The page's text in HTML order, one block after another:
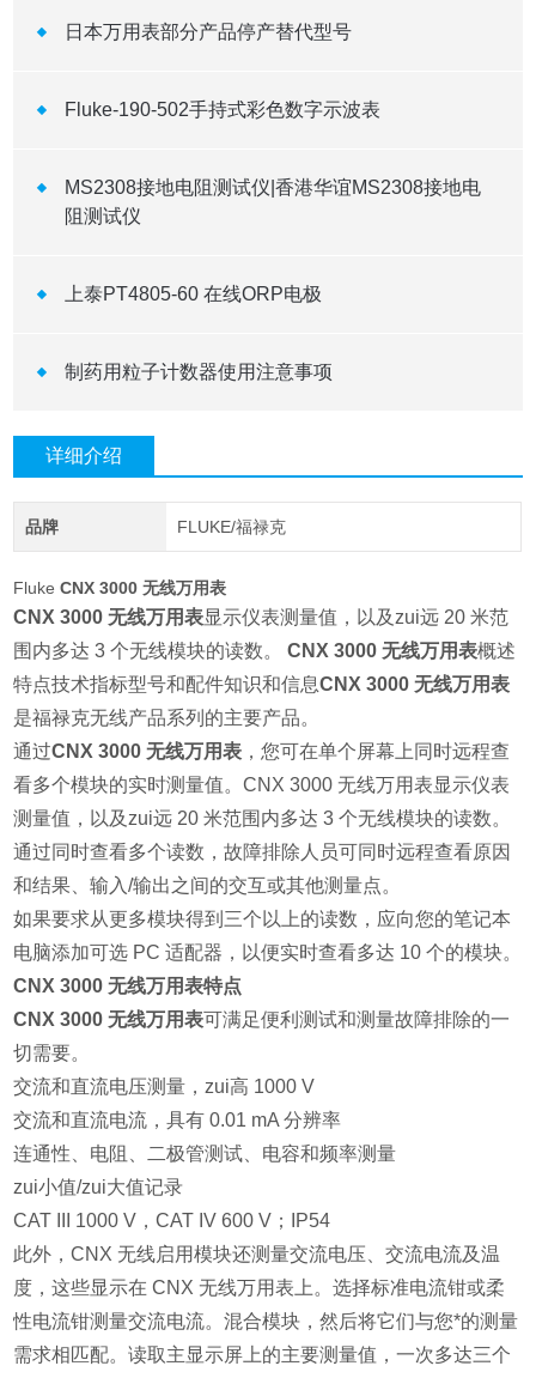
日本万用表部分产品停产替代型号
Fluke-190-502手持式彩色数字示波表
MS2308接地电阻测试仪|香港华谊MS2308接地电
阻测试仪
上泰PT4805-60 在线ORP电极
制药用粒子计数器使用注意事项
详细介绍
品牌 FLUKE/福禄克
Fluke CNX 3000 无线万用表
CNX 3000 无线万用表显示仪表测量值，以及zui远 20 米范
围内多达 3 个无线模块的读数。CNX 3000 无线万用表概述
特点技术指标型号和配件知识和信息CNX 3000 无线万用表
是福禄克无线产品系列的主要产品。
通过CNX 3000 无线万用表 ，您可在单个屏幕上同时远程查
看多个模块的实时测量值。CNX 3000 无线万用表显示仪表
测量值，以及zui远 20 米范围内多达 3 个无线模块的读数。
通过同时查看多个读数，故障排除人员可同时远程查看原因
和结果、输入/输出之间的交互或其他测量点。
如果要求从更多模块得到三个以上的读数，应向您的笔记本
电脑添加可选 PC 适配器，以便实时查看多达 10 个的模块。
CNX 3000 无线万用表特点
CNX 3000 无线万用表可满足便利测试和测量故障排除的一
切需要。
交流和直流电压测量，zui高 1000 V
交流和直流电流，具有 0.01 mA 分辨率
连通性、电阻、二极管测试、电容和频率测量
zui小值/zui大值记录
CAT III 1000 V，CAT IV 600 V；IP54
此外，CNX 无线启用模块还测量交流电压、交流电流及温
度，这些显示在 CNX 无线万用表上。选择标准电流钳或柔
性电流钳测量交流电流。混合模块，然后将它们与您*的测量
需求相匹配。读取主显示屏上的主要测量值，一次多达三个